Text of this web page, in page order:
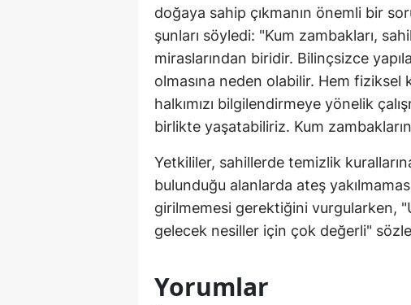
doğaya sahip çıkmanın önemli bir
şunları söyledi: "Kum zambakları,
miraslarından biridir. Bilinçsizce
olmasına neden olabilir. Hem fiziksel
halkımızı bilgilendirmeye yönelik
birlikte yaşatabiliriz. Kum
Yetkililer, sahillerde temizlik
bulunduğu alanlarda ateş
girilmemesi gerektiğini vurgularken,
gelecek nesiller için çok değerli"
Yorumlar